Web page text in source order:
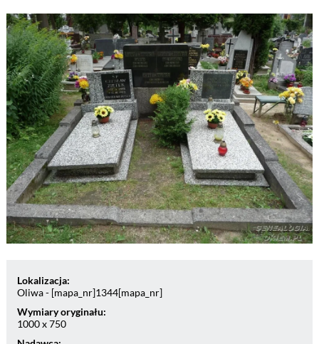
Lokalizacja:
Oliwa - [mapa_nr]1344[mapa_nr]
Wymiary oryginału:
1000 x 750